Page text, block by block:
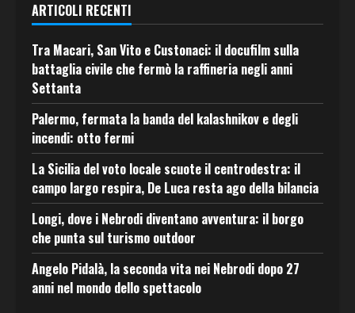
ARTICOLI RECENTI
Tra Macari, San Vito e Custonaci: il docufilm sulla
battaglia civile che fermò la raffineria negli anni
Settanta
Palermo, fermata la banda del kalashnikov e degli
incendi: otto fermi
La Sicilia del voto locale scuote il centrodestra: il
campo largo respira, De Luca resta ago della bilancia
Longi, dove i Nebrodi diventano avventura: il borgo
che punta sul turismo outdoor
Angelo Pidalà, la seconda vita nei Nebrodi dopo 27
anni nel mondo dello spettacolo